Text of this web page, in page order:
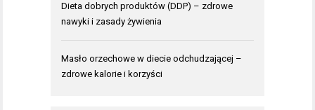
Dieta dobrych produktów (DDP) – zdrowe
nawyki i zasady żywienia
Masło orzechowe w diecie odchudzającej –
zdrowe kalorie i korzyści